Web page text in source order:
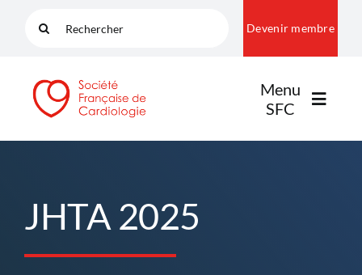
Rechercher: Devenir membre
Menu
SFC
JHTA 2025